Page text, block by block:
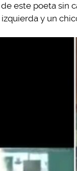
este poeta sin
y un